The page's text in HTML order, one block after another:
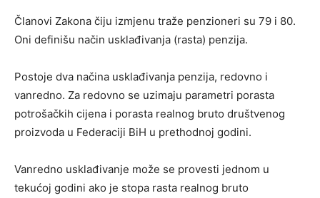
Članovi Zakona čiju izmjenu traže penzioneri su 79 i 80.
Oni definišu način usklađivanja (rasta) penzija.
Postoje dva načina usklađivanja penzija, redovno i
vanredno. Za redovno se uzimaju parametri porasta
potrošačkih cijena i porasta realnog bruto društvenog
proizvoda u Federaciji BiH u prethodnoj godini.
Vanredno usklađivanje može se provesti jednom u
tekućoj godini ako je stopa rasta realnog bruto